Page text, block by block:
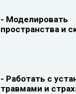
- Моделировать
пространства и
- Работать с
травмами и